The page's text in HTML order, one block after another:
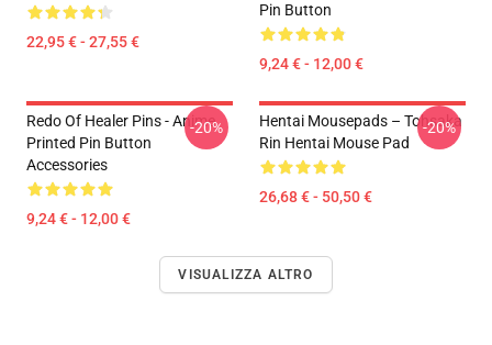
22,95 € - 27,55 €
Pin Button
9,24 € - 12,00 €
Redo Of Healer Pins - Anime
Printed Pin Button
Accessories
9,24 € - 12,00 €
-20%
Hentai Mousepads – Tohsaka
Rin Hentai Mouse Pad
26,68 € - 50,50 €
-20%
VISUALIZZA ALTRO